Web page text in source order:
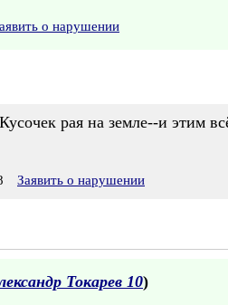
о нарушении
рая на земле--и этим
Заявить о нарушении
Токарев 10)